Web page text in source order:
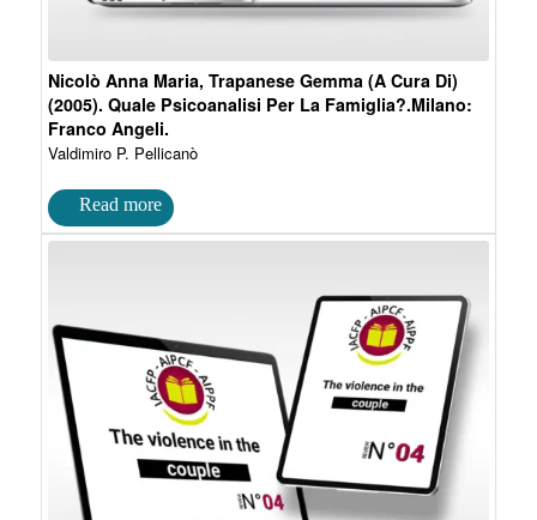
Nicolò Anna Maria, Trapanese Gemma (A Cura Di)
(2005). Quale Psicoanalisi Per La Famiglia?.Milano:
Franco Angeli.
Valdimiro P. Pellicanò